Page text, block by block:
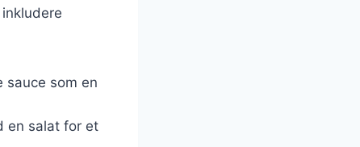
sauce som en
en salat for et